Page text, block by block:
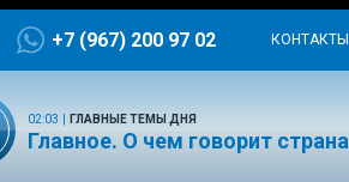
+7 (967) 200 97 02 КОНТАКТЫ
02:03 ГЛАВНЫЕ ТЕМЫ ДНЯ
Главное. О чем говорит страна